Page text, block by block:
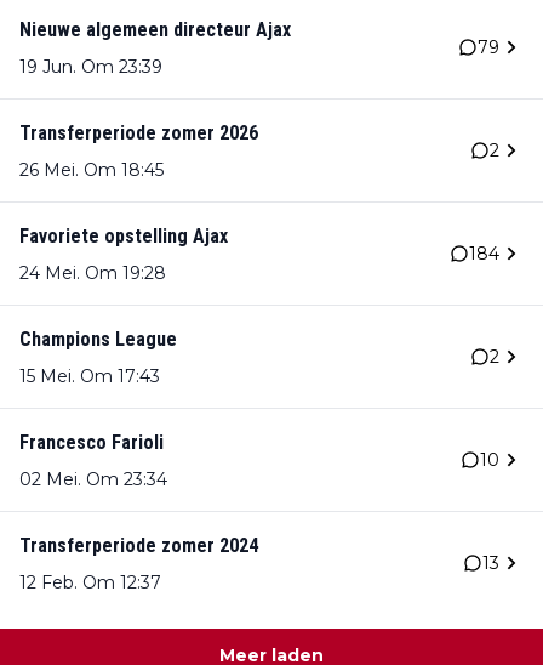
Nieuwe algemeen directeur Ajax
19 Jun. Om 23:39
79
Transferperiode zomer 2026
26 Mei. Om 18:45
2
Favoriete opstelling Ajax
24 Mei. Om 19:28
184
Champions League
15 Mei. Om 17:43
2
Francesco Farioli
02 Mei. Om 23:34
10
Transferperiode zomer 2024
12 Feb. Om 12:37
13
Meer laden